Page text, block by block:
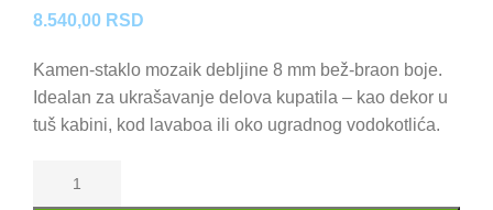
8.540,00 RSD
Kamen-staklo mozaik debljine 8 mm bež-braon boje.
Idealan za ukrašavanje delova kupatila – kao dekor u
tuš kabini, kod lavaboa ili oko ugradnog vodokotlića.